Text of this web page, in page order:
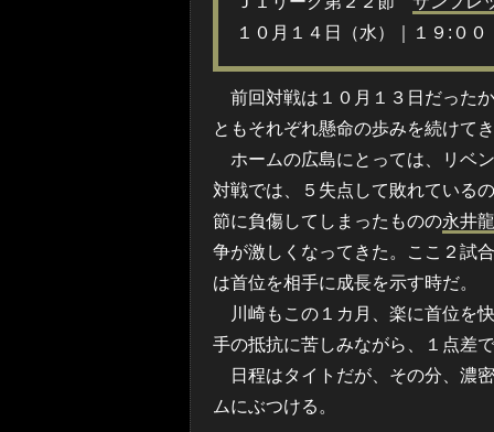
１０月１４日（水）｜１９:０
前回対戦は１０月１３日だった
ともそれぞれ懸命の歩みを続けて
ホームの広島にとっては、リベ
対戦では、５失点して敗れている
節に負傷してしまったものの永井龍
争が激しくなってきた。ここ２試
は首位を相手に成長を示す時だ。
川崎もこの１カ月、楽に首位を
手の抵抗に苦しみながら、１点差
日程はタイトだが、その分、濃
ムにぶつける。